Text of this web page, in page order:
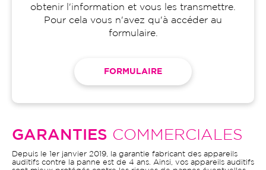
obtenir l'information et vous les transmettre.
Pour cela vous n'avez qu'à accéder au
formulaire.
FORMULAIRE
GARANTIES COMMERCIALES
Depuis le 1er janvier 2019, la garantie fabricant des appareils
auditifs contre la panne est de 4 ans. Ainsi, vos appareils auditifs